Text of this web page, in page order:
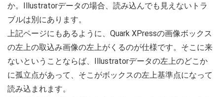
か。Illustratorデータの場合、読み込んでも見えないトラ
ブルは別にあります。
上記ページにもあるように、Quark XPressの画像ボックス
の左上の取込み画像の左上がくるのが仕様です。そこに来
ないということならば、Illustratorデータの左上のどこか
に孤立点があって、そこがボックスの左上基準点になって
読み込まれます。